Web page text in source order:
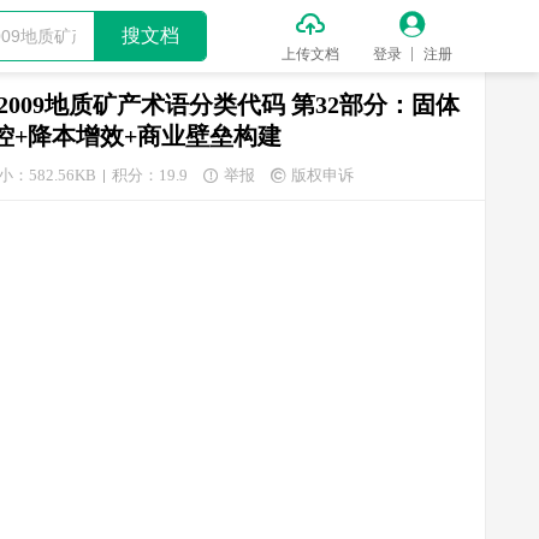
搜文档 
上传文档

登录 注册
地质矿产术语分类代码 第32部分：固体
+降本增效+商业壁垒构建
：582.56KB 积分：19.9  举报  版权申诉